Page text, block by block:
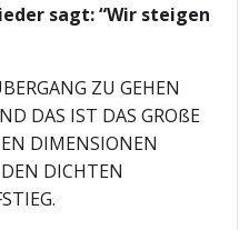
sagt: “Wir steigen
ZU GEHEN
DAS IST DAS GROßE
DIMENSIONEN
DICHTEN